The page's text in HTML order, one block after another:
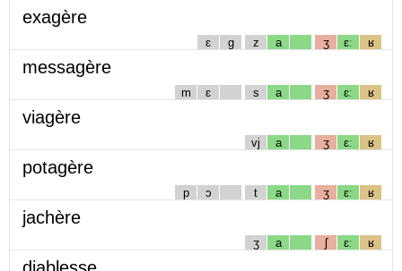
exagère
ɛ g z a ʒ ɛː ʁ
messagère
m ɛ s a ʒ ɛː ʁ
viagère
vj a ʒ ɛː ʁ
potagère
p ɔ t a ʒ ɛː ʁ
jachère
ʒ a ʃ ɛː ʁ
diablesse